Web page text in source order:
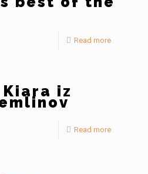
Read more
iz
Read more